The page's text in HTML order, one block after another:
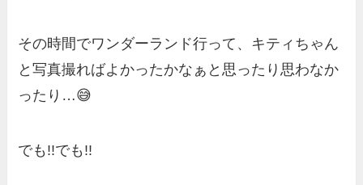
その時間でワンダーランド行って、キティちゃん
と写真撮ればよかったかなぁと思ったり思わなか
ったり…😅
でも!!でも!!